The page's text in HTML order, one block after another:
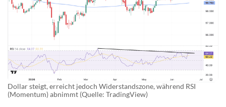
Dollar steigt, erreicht jedoch Widerstandszone, während RSI
(Momentum) abnimmt (Quelle: TradingView)